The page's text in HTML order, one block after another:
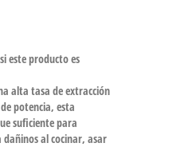
este producto es
alta tasa de extracción
potencia, esta
suficiente para
al cocinar, asar